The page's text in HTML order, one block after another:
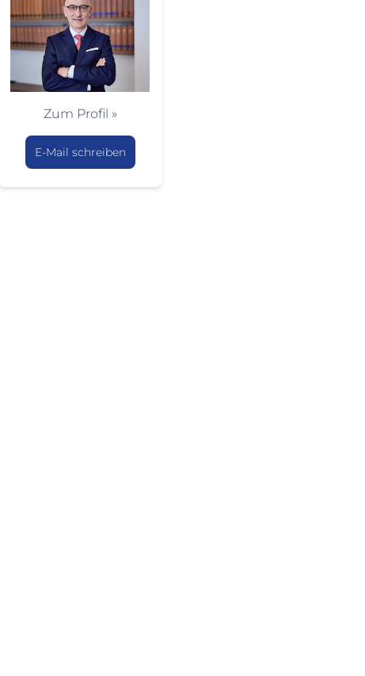
Zum Profil »
E-Mail schreiben